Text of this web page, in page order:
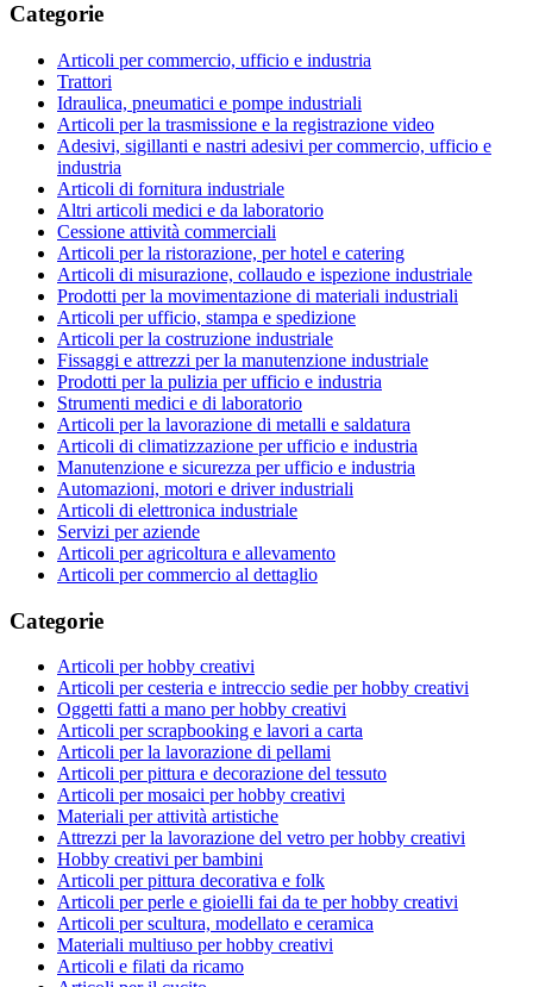
Categorie
Articoli per commercio, ufficio e industria
Trattori
Idraulica, pneumatici e pompe industriali
Articoli per la trasmissione e la registrazione video
Adesivi, sigillanti e nastri adesivi per commercio, ufficio e
industria
Articoli di fornitura industriale
Altri articoli medici e da laboratorio
Cessione attività commerciali
Articoli per la ristorazione, per hotel e catering
Articoli di misurazione, collaudo e ispezione industriale
Prodotti per la movimentazione di materiali industriali
Articoli per ufficio, stampa e spedizione
Articoli per la costruzione industriale
Fissaggi e attrezzi per la manutenzione industriale
Prodotti per la pulizia per ufficio e industria
Strumenti medici e di laboratorio
Articoli per la lavorazione di metalli e saldatura
Articoli di climatizzazione per ufficio e industria
Manutenzione e sicurezza per ufficio e industria
Automazioni, motori e driver industriali
Articoli di elettronica industriale
Servizi per aziende
Articoli per agricoltura e allevamento
Articoli per commercio al dettaglio
Categorie
Articoli per hobby creativi
Articoli per cesteria e intreccio sedie per hobby creativi
Oggetti fatti a mano per hobby creativi
Articoli per scrapbooking e lavori a carta
Articoli per la lavorazione di pellami
Articoli per pittura e decorazione del tessuto
Articoli per mosaici per hobby creativi
Materiali per attività artistiche
Attrezzi per la lavorazione del vetro per hobby creativi
Hobby creativi per bambini
Articoli per pittura decorativa e folk
Articoli per perle e gioielli fai da te per hobby creativi
Articoli per scultura, modellato e ceramica
Materiali multiuso per hobby creativi
Articoli e filati da ricamo